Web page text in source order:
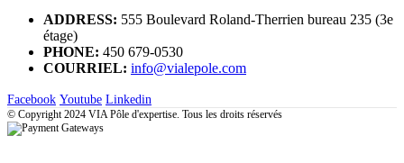
ADDRESS: 555 Boulevard Roland-Therrien bureau 235 (3e
étage)
PHONE: 450 679-0530
COURRIEL: info@vialepole.com
Facebook Youtube Linkedin
© Copyright 2024 VIA Pôle d'expertise. Tous les droits réservés